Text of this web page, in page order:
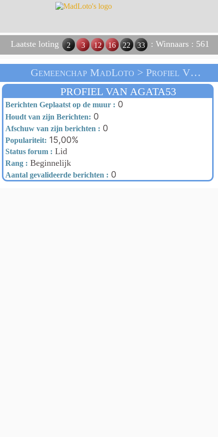
Laatste loting 2 3 12 16 22 33 : Winnaars : 561
Gemeenchap MadLoto > Profiel Van Agata53 > Thuis
PROFIEL VAN AGATA53
Berichten Geplaatst op de muur : 0
Houdt van zijn Berichten: 0
Afschuw van zijn berichten : 0
Populariteit: 15,00%
Status forum : Lid
Rang : Beginnelijk
Aantal gevalideerde berichten : 0